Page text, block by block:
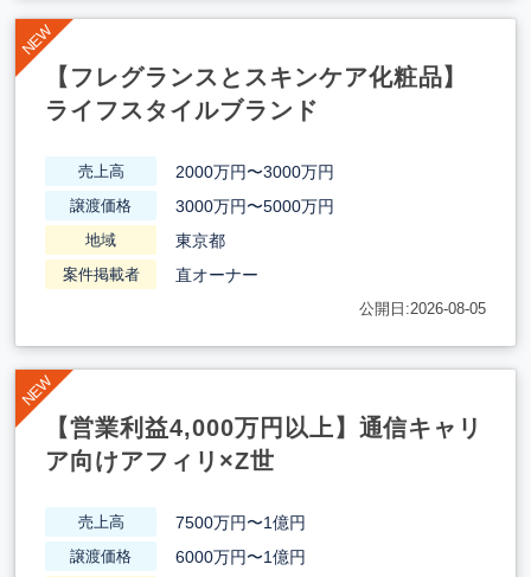
【フレグランスとスキンケア化粧品】
ライフスタイルブランド
売上高 2000万円〜3000万円
譲渡価格 3000万円〜5000万円
地域 東京都
案件掲載者 直オーナー
公開日:2026-08-05
【営業利益4,000万円以上】通信キャリ
ア向けアフィリ×Z世
売上高 7500万円〜1億円
譲渡価格 6000万円〜1億円